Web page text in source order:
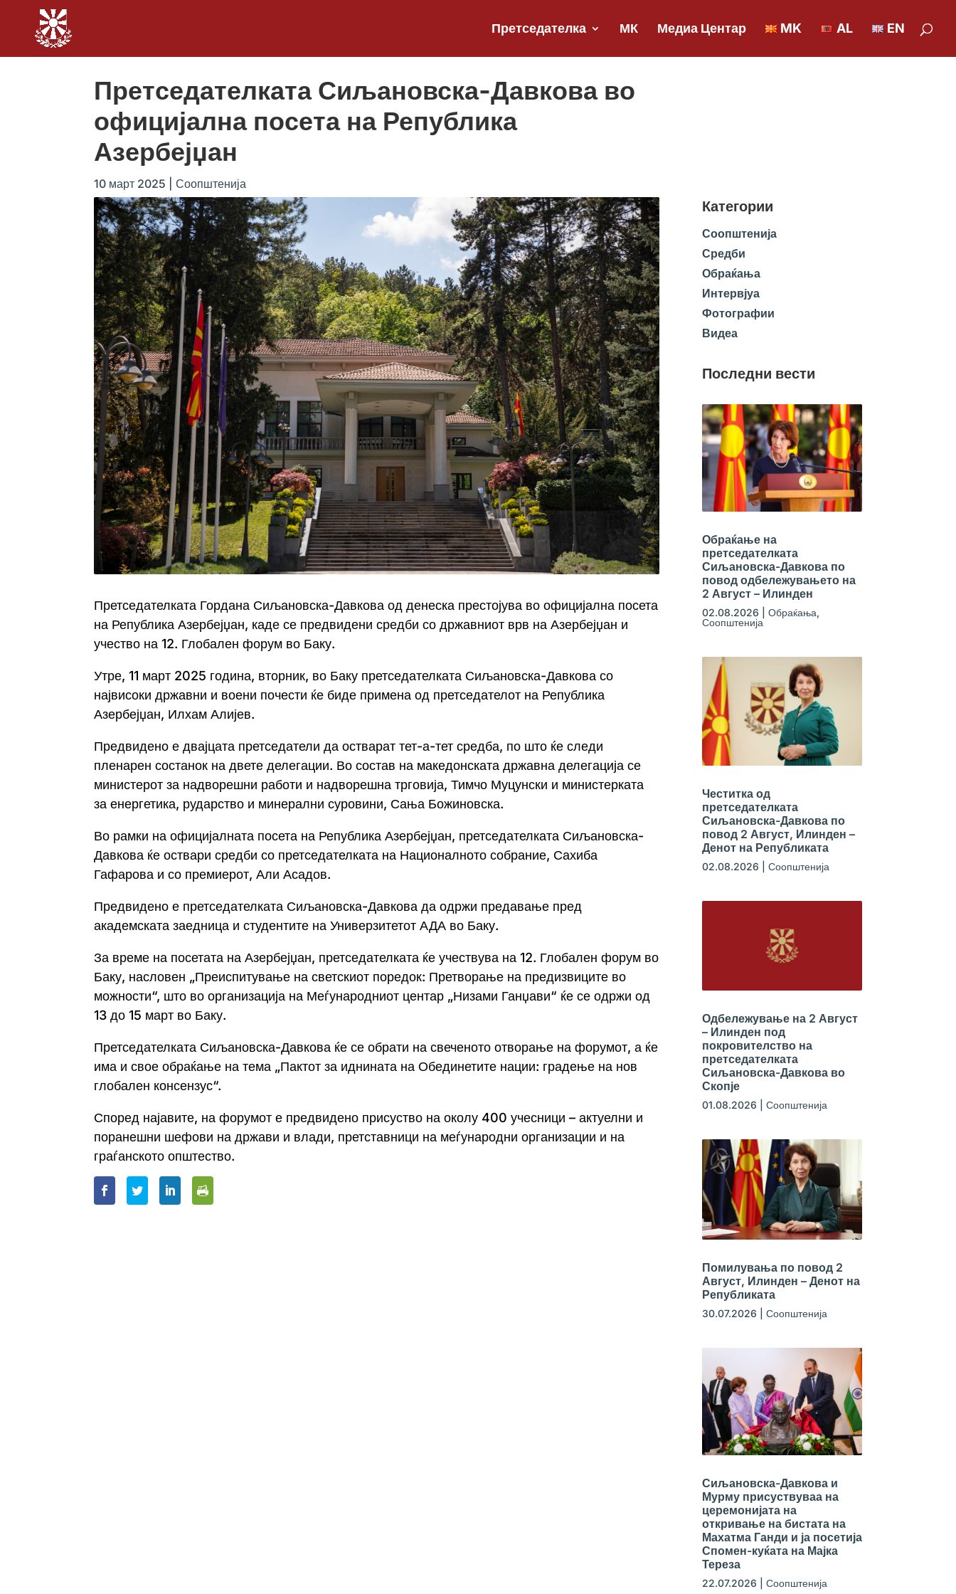
Претседателка МК Медиа Центар MK AL EN
Претседателката Сиљановска-Давкова во
официјална посета на Република
Азербејџан
10 март 2025 Соопштенија
Претседателката Гордана Сиљановска-Давкова од денеска престојува во официјална посета
на Република Азербејџан, каде се предвидени средби со државниот врв на Азербејџан и
учество на 12. Глобален форум во Баку.
Утре, 11 март 2025 година, вторник, во Баку претседателката Сиљановска-Давкова со
највисоки државни и воени почести ќе биде примена од претседателот на Република
Азербејџан, Илхам Алијев.
Предвидено е двајцата претседатели да остварат тет-а-тет средба, по што ќе следи
пленарен состанок на двете делегации. Во состав на македонската државна делегација се
министерот за надворешни работи и надворешна трговија, Тимчо Муцунски и министерката
за енергетика, рударство и минерални суровини, Сања Божиновска.
Во рамки на официјалната посета на Република Азербејџан, претседателката Сиљановска-
Давкова ќе оствари средби со претседателката на Националното собрание, Сахиба
Гафарова и со премиерот, Али Асадов.
Предвидено е претседателката Сиљановска-Давкова да одржи предавање пред
академската заедница и студентите на Универзитетот АДА во Баку.
За време на посетата на Азербејџан, претседателката ќе учествува на 12. Глобален форум во
Баку, насловен „Преиспитување на светскиот поредок: Претворање на предизвиците во
можности“, што во организација на Меѓународниот центар „Низами Ганџави“ ќе се одржи од
13 до 15 март во Баку.
Претседателката Сиљановска-Давкова ќе се обрати на свеченото отворање на форумот, а ќе
има и свое обраќање на тема „Пактот за иднината на Обединетите нации: градење на нов
глобален консензус“.
Според најавите, на форумот е предвидено присуство на околу 400 учесници – актуелни и
поранешни шефови на држави и влади, претставници на меѓународни организации и на
граѓанското општество.
Категории
Соопштенија
Средби
Обраќања
Интервјуа
Фотографии
Видеа
Последни вести
Обраќање на
претседателката
Сиљановска-Давкова по
повод одбележувањето на
2 Август – Илинден
02.08.2026 Обраќања,
Соопштенија
Честитка од
претседателката
Сиљановска-Давкова по
повод 2 Август, Илинден –
Денот на Републиката
02.08.2026 Соопштенија
Одбележување на 2 Август
– Илинден под
покровителство на
претседателката
Сиљановска-Давкова во
Скопје
01.08.2026 Соопштенија
Помилувања по повод 2
Август, Илинден – Денот на
Републиката
30.07.2026 Соопштенија
Сиљановска-Давкова и
Мурму присуствуваа на
церемонијата на
откривање на бистата на
Махатма Ганди и ја посетија
Спомен-куќата на Мајка
Тереза
22.07.2026 Соопштенија